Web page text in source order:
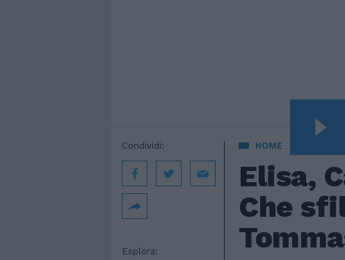
HOME
Elisa,
Che
Esplora:
Condividi: